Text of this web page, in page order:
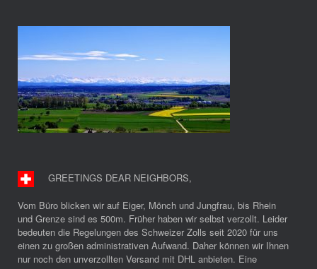
GREETINGS DEAR NEIGHBORS,
Vom Büro blicken wir auf Eiger, Mönch und Jungfrau, bis Rhein
und Grenze sind es 500m. Früher haben wir selbst verzollt. Leider
bedeuten die Regelungen des Schweizer Zolls seit 2020 für uns
einen zu großen administrativen Aufwand. Daher können wir Ihnen
nur noch den unverzollten Versand mit DHL anbieten. Eine